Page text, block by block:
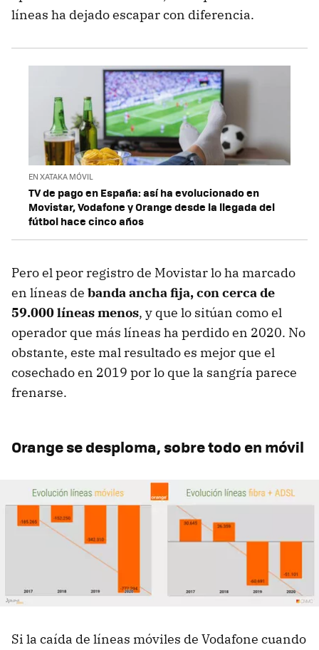
líneas ha dejado escapar con diferencia.
EN XATAKA MÓVIL
TV de pago en España: así ha evolucionado en
Movistar, Vodafone y Orange desde la llegada del
fútbol hace cinco años
Pero el peor registro de Movistar lo ha marcado
en líneas de banda ancha fija, con cerca de
59.000 líneas menos, y que lo sitúan como el
operador que más líneas ha perdido en 2020. No
obstante, este mal resultado es mejor que el
cosechado en 2019 por lo que la sangría parece
frenarse.
Orange se desploma, sobre todo en móvil
Si la caída de líneas móviles de Vodafone cuando